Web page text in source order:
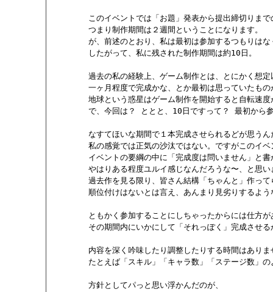
このイベントでは「お題」発表から提出締切りまで
        つまり制作期間は２週間ということになります。
が、前述のとおり、私は最初は参加するつもりは
        したがって、私に残された制作期間は約10日。
過去の私の経験上、ゲーム制作とは、とにかく想定
一ヶ月程度で完成かな、とか最初は思っていたもの
地球という惑星はゲーム制作を開始すると自転速
で、今回は？ ととと、10日ですって？ 最初から
なすてほいな期間で１本完成させられるどが思うん
私の感覚では正気の沙汰ではない。ですがこのイ
イベントの要綱の中に「完成度は問いません」と書
やはりある程度ユルイ感じなんだろうな〜、と思い
過去作を見る限り、皆さん結構「ちゃんと」作って
順位付けはないとは言え、あんまり見劣りするよう
ともかく参加することにしちゃったからには仕方が
その期間内にいかにして「それっぽく」完成させる
内容を深く吟味したり調整したりする時間はありま
たとえば「スキル」「キャラ数」「ステージ数」
        方針としてパっと思い浮かんだのが、